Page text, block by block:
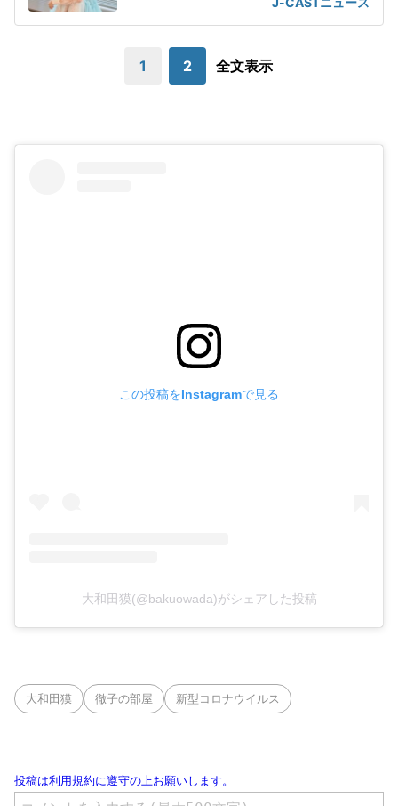
1 2 全文表示
この投稿をInstagramで見る
大和田獏(@bakuowada)がシェアした投稿
大和田獏 徹子の部屋 新型コロナウイルス